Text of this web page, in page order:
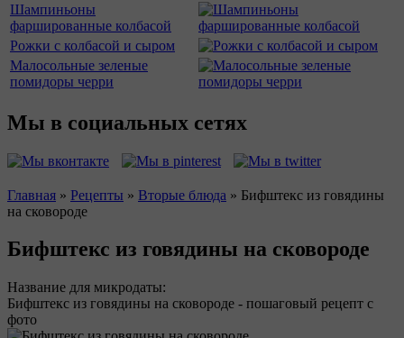
Шампиньоны
фаршированные колбасой
Рожки с колбасой и сыром
Малосольные зеленые
помидоры черри
Мы в социальных сетях
Вы здесь
Главная » Рецепты » Вторые блюда » Бифштекс из говядины
на сковороде
Бифштекс из говядины на сковороде
Название для микродаты:
Бифштекс из говядины на сковороде - пошаговый рецепт с
фото